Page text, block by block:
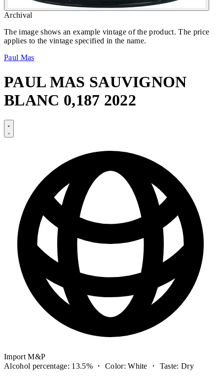
Archival
The image shows an example vintage of the product. The price
applies to the vintage specified in the name.
Paul Mas
PAUL MAS SAUVIGNON
BLANC 0,187 2022
Import M&P
Alcohol percentage: 13.5% ・ Color: White ・ Taste: Dry